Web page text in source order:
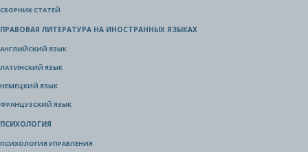
СБОРНИК СТАТЕЙ
ПРАВОВАЯ ЛИТЕРАТУРА НА ИНОСТРАННЫХ ЯЗЫКАХ
АНГЛИЙСКИЙ ЯЗЫК
ЛАТИНСКИЙ ЯЗЫК
НЕМЕЦКИЙ ЯЗЫК
ФРАНЦУЗСКИЙ ЯЗЫК
ПСИХОЛОГИЯ
ПСИХОЛОГИЯ УПРАВЛЕНИЯ